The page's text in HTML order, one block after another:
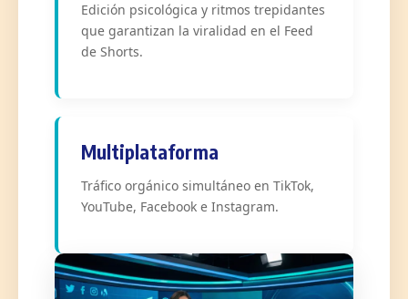
Edición psicológica y ritmos trepidantes
que garantizan la viralidad en el Feed
de Shorts.
Multiplataforma
Tráfico orgánico simultáneo en TikTok,
YouTube, Facebook e Instagram.